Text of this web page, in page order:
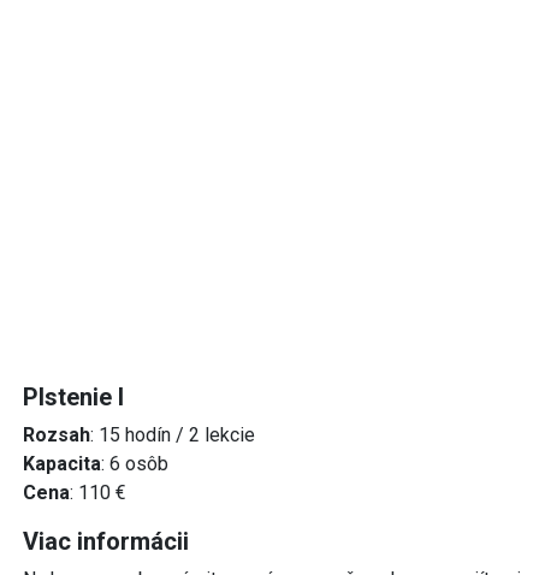
Plstenie I
Rozsah: 15 hodín / 2 lekcie
Kapacita: 6 osôb
Cena: 110 €
Viac informácii